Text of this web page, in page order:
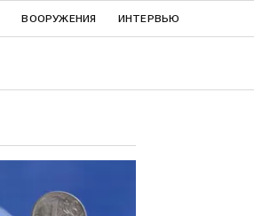
ВООРУЖЕНИЯ ИНТЕРВЬЮ